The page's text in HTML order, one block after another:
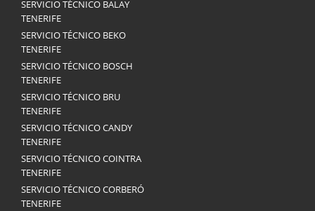
SERVICIO TÉCNICO BALAY
TENERIFE
SERVICIO TÉCNICO BEKO
TENERIFE
SERVICIO TÉCNICO BOSCH
TENERIFE
SERVICIO TÉCNICO BRU
TENERIFE
SERVICIO TÉCNICO CANDY
TENERIFE
SERVICIO TÉCNICO COINTRA
TENERIFE
SERVICIO TÉCNICO CORBERÓ
TENERIFE